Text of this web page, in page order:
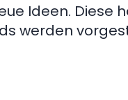
Ideen. Diese
werden